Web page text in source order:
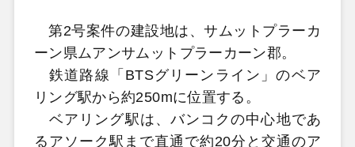
第2号案件の建設地は、サムットプラーカ
ーン県ムアンサムットプラーカーン郡。
鉄道路線「BTSグリーンライン」のベア
リング駅から約250mに位置する。
ベアリング駅は、バンコクの中心地であ
るアソーク駅まで直通で約20分と交通のア